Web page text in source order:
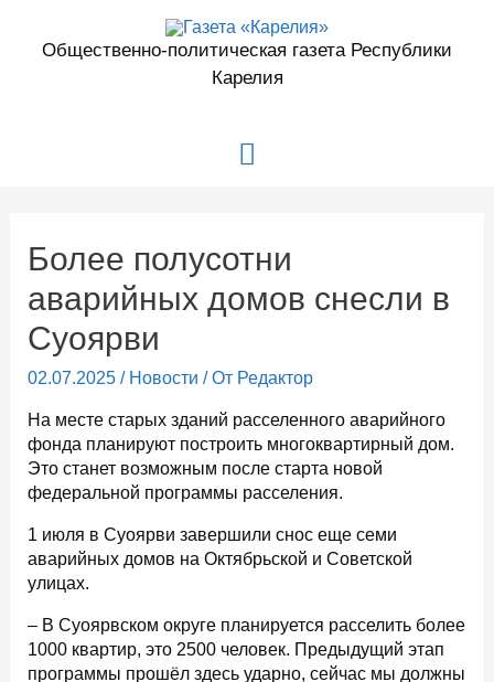
содержимому
Общественно-политическая газета Республики
Карелия
Главное
Более полусотни
аварийных домов снесли в
Суоярви
02.07.2025/ Новости / От Редактор
На месте старых зданий расселенного аварийного
фонда планируют построить многоквартирный дом.
Это станет возможным после старта новой
федеральной программы расселения.
1 июля в Суоярви завершили снос еще семи
аварийных домов на Октябрьской и Советской
улицах.
– В Суоярвском округе планируется расселить более
1000 квартир, это 2500 человек. Предыдущий этап
программы прошёл здесь ударно, сейчас мы должны